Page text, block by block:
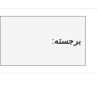
برجسته: